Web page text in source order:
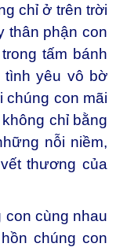
chỉ ở trên trời
thân phận con
tấm bánh
tình yêu vô bờ
chúng con mãi
chỉ bằng
nỗi niềm,
thương của
con cùng nhau
chúng con